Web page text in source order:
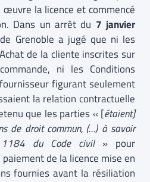
la licence et commencé
Dans un arrêt du 7 janvier
Grenoble a jugé que ni les
de la cliente inscrites sur
ni les Conditions
figurant seulement
la relation contractuelle
que les parties « [étaient]
de droit commun, (…) à savoir
du Code civil» pour
de la licence mise en
fournies avant la résiliation